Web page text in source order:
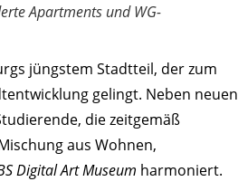
Apartments und WG-
jüngstem Stadtteil, der zum
gelingt. Neben neuen
die zeitgemäß
aus Wohnen,
Digital Art Museum harmoniert.